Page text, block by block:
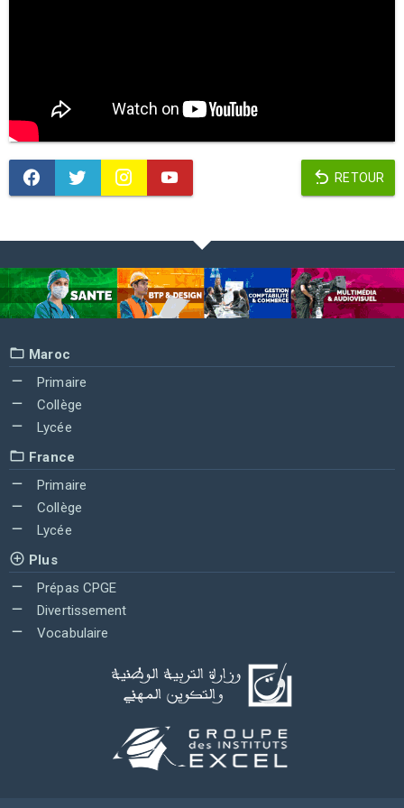
RETOUR
Maroc
Primaire
Collège
Lycée
France
Primaire
Collège
Lycée
Plus
Prépas CPGE
Divertissement
Vocabulaire